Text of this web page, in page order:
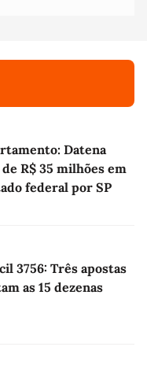
Datena
R$ 35 milhões em
federal por SP
3756: Três apostas
as 15 dezenas